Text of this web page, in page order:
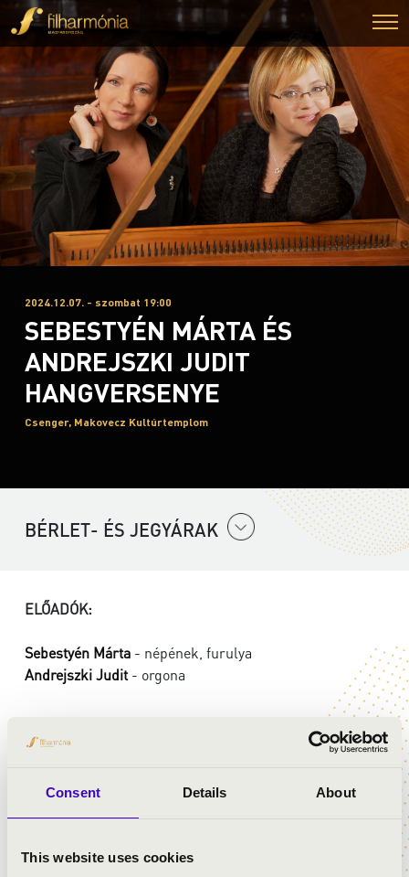
Consent Details About
This website uses cookies
2024.12.07. - szombat 19:00
SEBESTYÉN MÁRTA ÉS
ANDREJSZKI JUDIT
HANGVERSENYE
Csenger, Makovecz Kultúrtemplom
BÉRLET- ÉS JEGYÁRAK
ELŐADÓK:
Sebestyén Márta - népének, furulya
Andrejszki Judit - orgona
MŰSOR:
Ó fényességes szép hajnal...
Cantino: Omnis mundus jucundetur